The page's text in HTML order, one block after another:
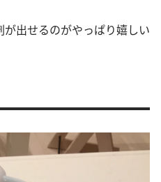
出せるのがやっぱり嬉しい